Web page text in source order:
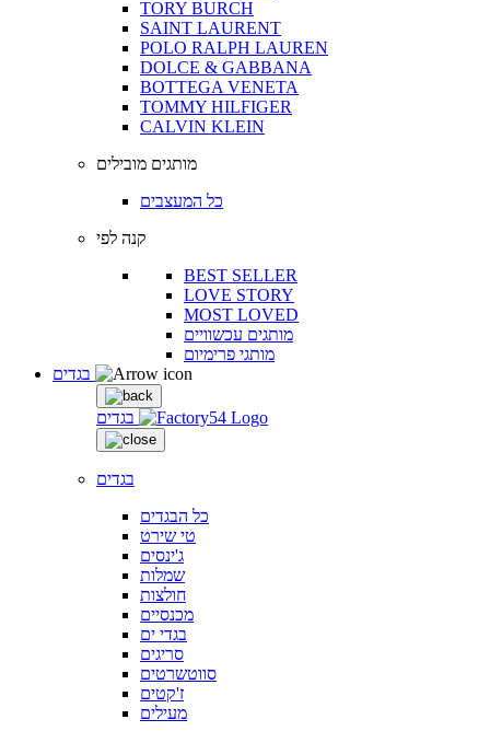
TORY BURCH
SAINT LAURENT
POLO RALPH LAUREN
DOLCE & GABBANA
BOTTEGA VENETA
TOMMY HILFIGER
CALVIN KLEIN
מותגים מובילים
כל המעצבים
קנה לפי
BEST SELLER
LOVE STORY
MOST LOVED
מותגים עכשוויים
מותגי פרימיום
בגדים
בגדים
כל הבגדים
טי שירט
ג'ינסים
שמלות
חולצות
מכנסיים
בגדי ים
סריגים
סווטשרטים
ז'קטים
מעילים